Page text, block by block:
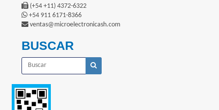
(+54 +11) 4372-6322
+54 911 6171-8366
ventas@microelectronicash.com
BUSCAR